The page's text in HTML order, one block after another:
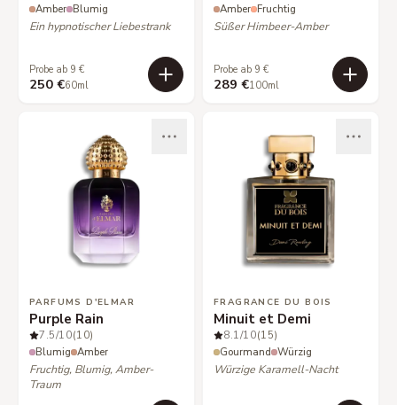
Amber Blumig
Ein hypnotischer Liebestrank
Probe ab 9 €
250 €60ml
Amber Fruchtig
Süßer Himbeer-Amber
Probe ab 9 €
289 €100ml
PARFUMS D'ELMAR
Purple Rain
7.5/10(10)
Blumig Amber
Fruchtig, Blumig, Amber-
Traum
FRAGRANCE DU BOIS
Minuit et Demi
8.1/10(15)
Gourmand Würzig
Würzige Karamell-Nacht